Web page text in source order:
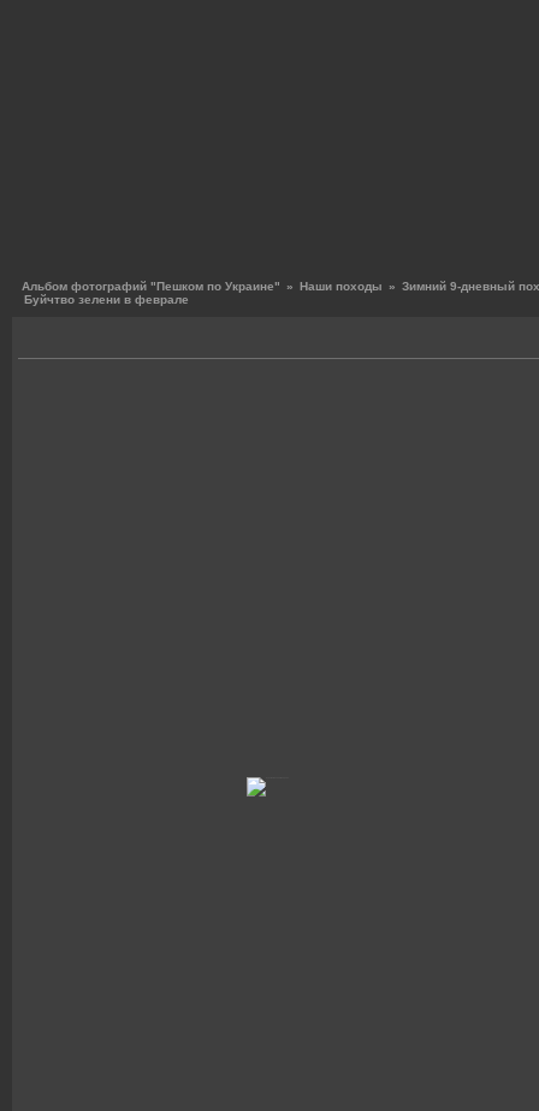
Альбом фотографий "Пешком по Украине" » Наши походы » Зимний 9-дневный
Буйчтво зелени в феврале